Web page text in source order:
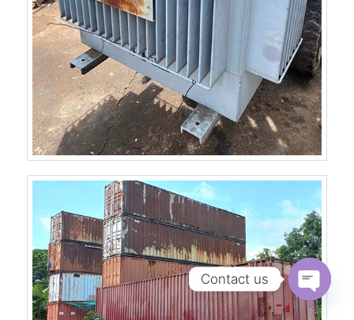
Contact us
Open
chaty